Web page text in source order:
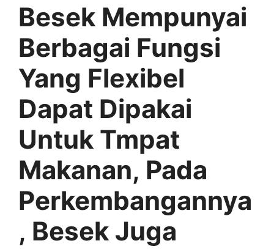
Besek Mempunyai
Berbagai Fungsi
Yang Flexibel
Dapat Dipakai
Untuk Tmpat
Makanan, Pada
Perkembangannya
, Besek Juga